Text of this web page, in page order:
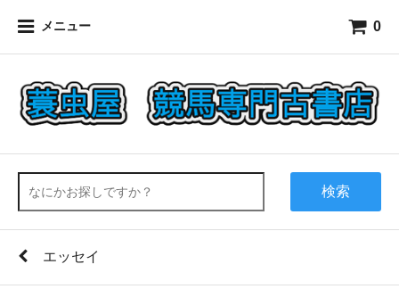
メニュー 0
検索
エッセイ